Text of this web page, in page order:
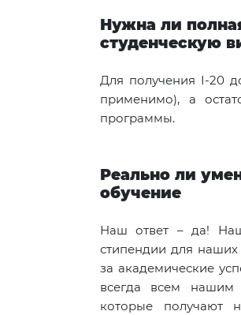
Нужна ли
студенческую
Для получения I-20
применимо), а
программы.
Реально ли
обучение
Наш ответ – да!
стипендии для наших
за академические
всегда всем нашим
которые получают